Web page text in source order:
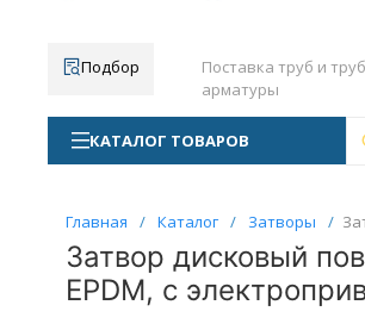
Подбор
Поставка труб и
арматуры
КАТАЛОГ ТОВАРОВ
Главная / Каталог / Затворы /
Затвор дисковый
EPDM, с